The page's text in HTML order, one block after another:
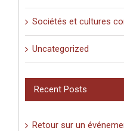
Sociétés et cultures
Uncategorized
Recent Posts
Retour sur un